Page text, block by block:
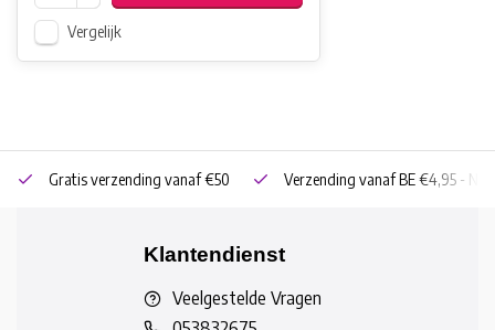
Vergelijk
Gratis verzending vanaf €50 Verzending vanaf BE €4,95 - NL
Klantendienst
Veelgestelde Vragen